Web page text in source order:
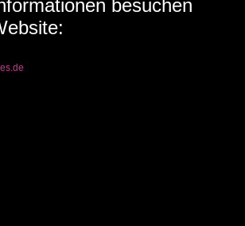
besuchen